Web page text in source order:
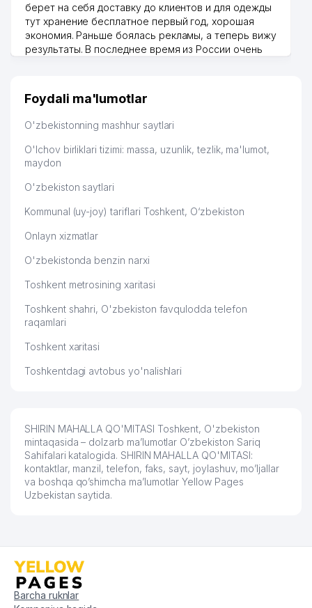
берет на себя доставку до клиентов и для одежды
тут хранение бесплатное первый год, хорошая
экономия. Раньше боялась рекламы, а теперь вижу
результаты. В последнее время из России очень
дальше развиваюсь потихоньку😊
Hamida 03.08.2026 12:45:39
Foydali ma'lumotlar
O'zbekistonning mashhur saytlari
O'lchov birliklari tizimi: massa, uzunlik, tezlik, ma'lumot,
maydon
O'zbekiston saytlari
Kommunal (uy-joy) tariflari Toshkent, O‘zbekiston
Onlayn xizmatlar
O'zbekistonda benzin narxi
Toshkent metrosining xaritasi
Toshkent shahri, O'zbekiston favqulodda telefon
raqamlari
Toshkent xaritasi
Toshkentdagi avtobus yo'nalishlari
SHIRIN MAHALLA QO'MITASI Toshkent, O'zbekiston
mintaqasida – dolzarb ma’lumotlar O’zbekiston Sariq
Sahifalari katalogida. SHIRIN MAHALLA QO'MITASI:
kontaktlar, manzil, telefon, faks, sayt, joylashuv, mo’ljallar
va boshqa qo’shimcha ma’lumotlar Yellow Pages
Uzbekistan saytida.
Barcha ruknlar